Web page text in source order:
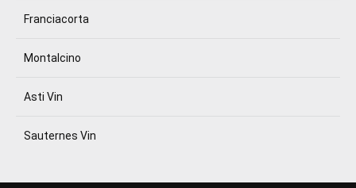
Franciacorta
Montalcino
Asti Vin
Sauternes Vin